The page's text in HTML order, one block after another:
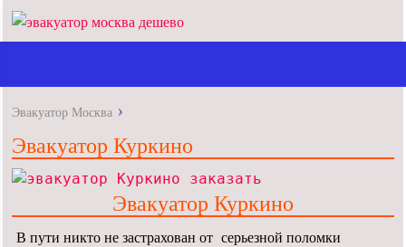
Эвакуатор Москва
Эвакуатор Куркино
Эвакуатор Куркино
В пути никто не застрахован от серьезной поломки